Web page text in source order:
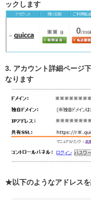
ックします
3. アカウント詳細ページ
なります
★以下のようなアドレスを